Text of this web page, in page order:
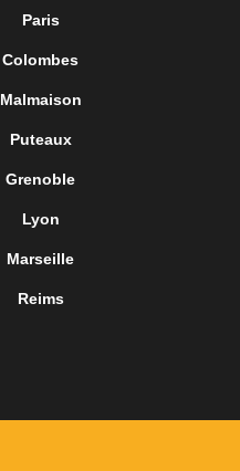
Paris
Colombes
Malmaison
Puteaux
Grenoble
Lyon
Marseille
Reims